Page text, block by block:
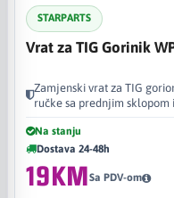
STARPARTS
Vrat za TIG Gorinik
Zamjenski vrat za TIG
ručke sa prednjim
Na stanju
Dostava 24-48h
19KMSa PDV-om